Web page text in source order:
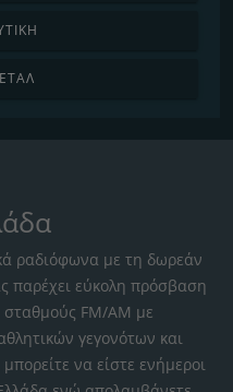
ραδιόφωνα με τη δωρεάν
παρέχει εύκολη πρόσβαση
FM/AM με
γεγονότων και
να είστε ενήμεροι